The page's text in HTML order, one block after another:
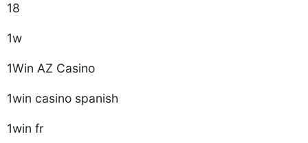
18
1w
1Win AZ Casino
1win casino spanish
1win fr